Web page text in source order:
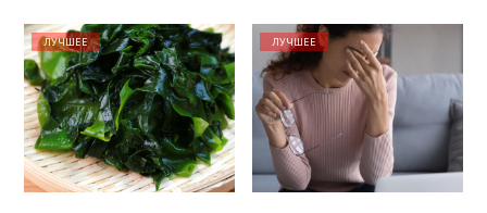
ЛУЧШЕЕ ЛУЧШЕЕ